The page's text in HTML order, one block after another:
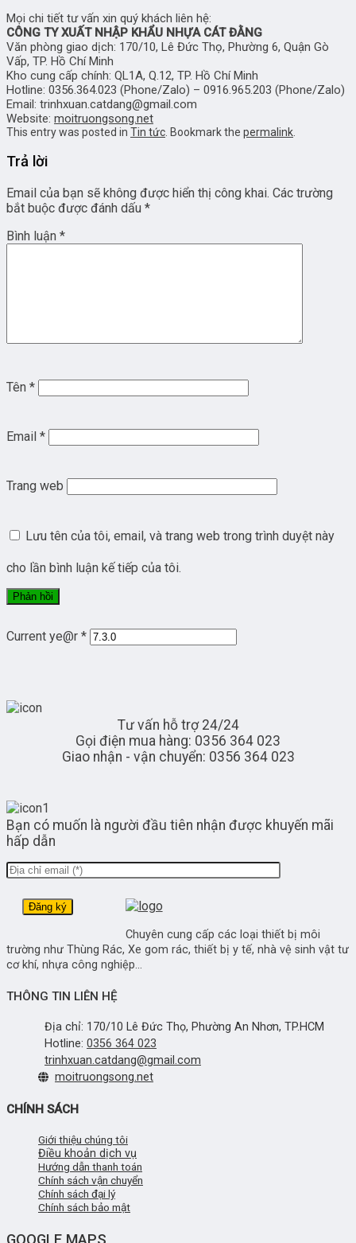
Mọi chi tiết tư vấn xin quý khách liên hệ:
CÔNG TY XUẤT NHẬP KHẨU NHỰA CÁT ĐẰNG
Văn phòng giao dịch: 170/10, Lê Đức Thọ, Phường 6, Quận Gò
Vấp, TP. Hồ Chí Minh
Kho cung cấp chính: QL1A, Q.12, TP. Hồ Chí Minh
Hotline: 0356.364.023 (Phone/Zalo) – 0916.965.203 (Phone/Zalo)
Email: trinhxuan.catdang@gmail.com
Website: moitruongsong.net
This entry was posted in Tin tức . Bookmark the permalink
Trả lời
Email của bạn sẽ không được hiển thị công khai. Các trường
bắt buộc được đánh dấu *
Bình luận *
Tên *
Email *
Trang web
Lưu tên của tôi, email, và trang web trong trình duyệt này
cho lần bình luận kế tiếp của tôi.
Current ye@r *
Tư vấn hỗ trợ 24/24
Gọi điện mua hàng: 0356 364 023
Giao nhận - vận chuyển: 0356 364 023
Bạn có muốn là người đầu tiên nhận được khuyến mãi
hấp dẫn
Chuyên cung cấp các loại thiết bị môi
trường như Thùng Rác, Xe gom rác, thiết bị y tế, nhà vệ sinh vật tư
cơ khí, nhựa công nghiệp...
THÔNG TIN LIÊN HỆ
Địa chỉ: 170/10 Lê Đức Thọ, Phường An Nhơn, TP.HCM
Hotline: 0356 364 023
trinhxuan.catdang@gmail.com
moitruongsong.net
CHÍNH SÁCH
Giới thiệu chúng tôi
Điều khoản dịch vụ
Hướng dẫn thanh toán
Chính sách vận chuyển
Chính sách đại lý
Chính sách bảo mật